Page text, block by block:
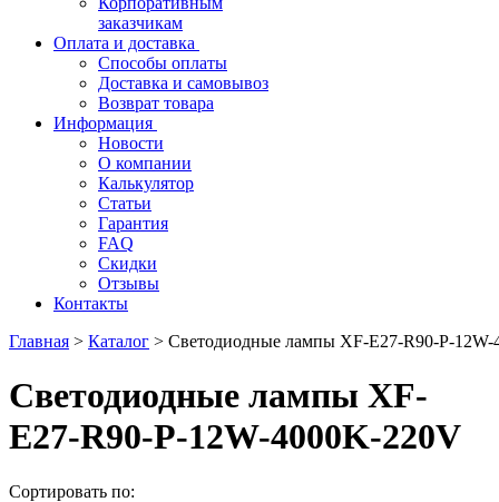
заказчикам
Оплата и доставка
Способы оплаты
Доставка и самовывоз
Возврат товара
Информация
Новости
О компании
Калькулятор
Статьи
Гарантия
FAQ
Скидки
Отзывы
Контакты
Главная > Каталог > Светодиодные лампы XF-E27-R90-P-
Светодиодные лампы XF-
E27-R90-P-12W-4000K-220V
Сортировать по: